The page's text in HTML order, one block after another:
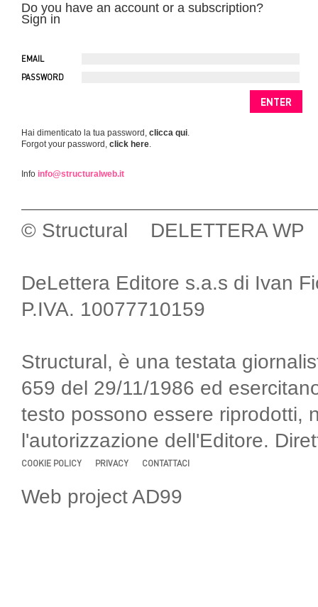
Do you have an account or a subscription?
Sign in
EMAIL
PASSWORD
Hai dimenticato la tua password, clicca qui.
Forgot your password, click here.
Info info@structuralweb.it
© Structural DELETTERA WP
DeLettera Editore s.a.s di Ivan
P.IVA. 10077710159
Structural, è una testata
659 del 29/11/1986 ed
testo possono essere riprodotti,
l'autorizzazione dell'Editore.
COOKIE POLICY PRIVACY CONTATTACI
Web project AD99